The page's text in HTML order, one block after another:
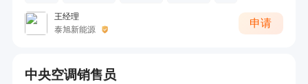
王经理
泰旭新能源
申请
中央空调销售员